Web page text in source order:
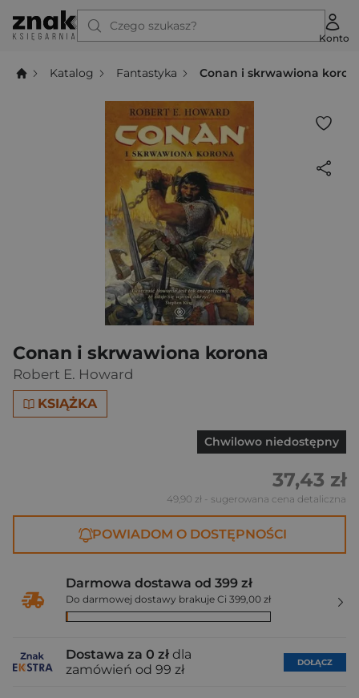
Czego szukasz?
Konto
Katalog Fantastyka Conan i skrwawiona
Conan i skrwawiona korona
Robert E. Howard
KSIĄŻKA
Chwilowo niedostępny
37,43 zł
49,90 zł - sugerowana cena detaliczna
POWIADOM O DOSTĘPNOŚCI
Darmowa dostawa od 399 zł
Do darmowej dostawy brakuje Ci 399,00 zł
Dostawa za 0 zł dla
zamówień od 99 zł
DOŁĄCZ